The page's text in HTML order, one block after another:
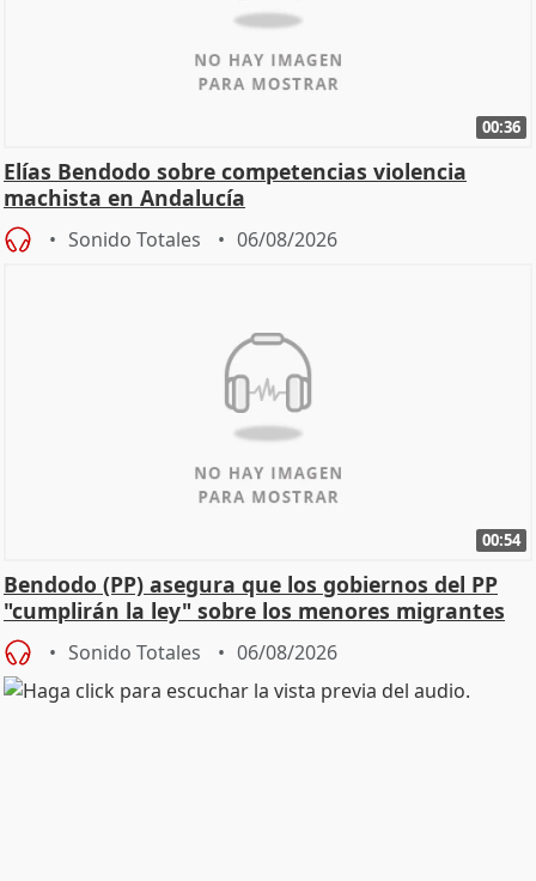
00:36
Elías Bendodo sobre competencias violencia
machista en Andalucía
Sonido Totales 06/08/2026
00:54
Bendodo (PP) asegura que los gobiernos del PP
"cumplirán la ley" sobre los menores migrantes
Sonido Totales 06/08/2026